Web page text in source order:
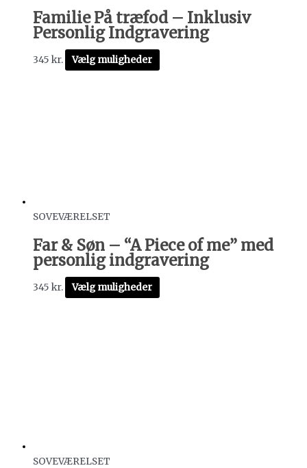
Familie På træfod – Inklusiv
Personlig Indgravering
345 kr. Vælg muligheder
SOVEVÆRELSET
Far & Søn – “A Piece of me” med
personlig indgravering
345 kr. Vælg muligheder
SOVEVÆRELSET